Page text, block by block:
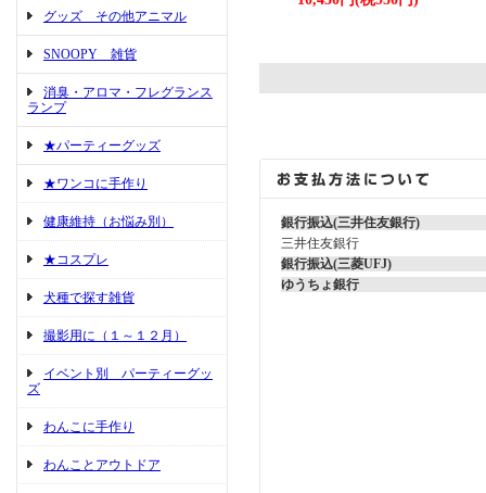
グッズ その他アニマル
SNOOPY 雑貨
消臭・アロマ・フレグランス
ランプ
★パーティーグッズ
★ワンコに手作り
健康維持（お悩み別）
★コスプレ
犬種で探す雑貨
撮影用に（１～１２月）
イベント別 パーティーグッ
ズ
わんこに手作り
わんことアウトドア
銀行振込(三井住友銀行)
三井住友銀行
銀行振込(三菱UFJ)
ゆうちょ銀行